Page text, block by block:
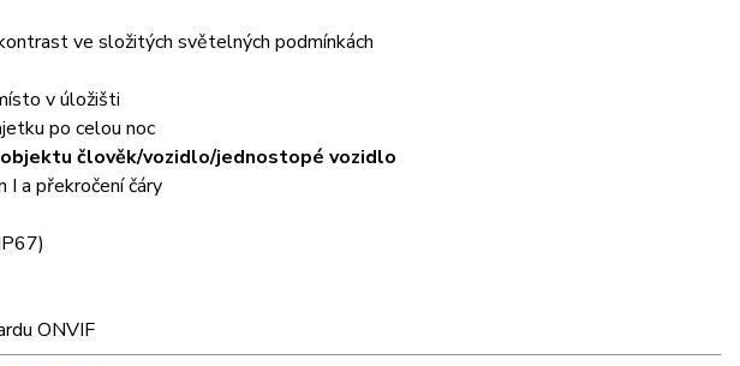
ve složitých světelných podmínkách
v úložišti
po celou noc
člověk/vozidlo/jednostopé vozidlo
a překročení čáry
ONVIF